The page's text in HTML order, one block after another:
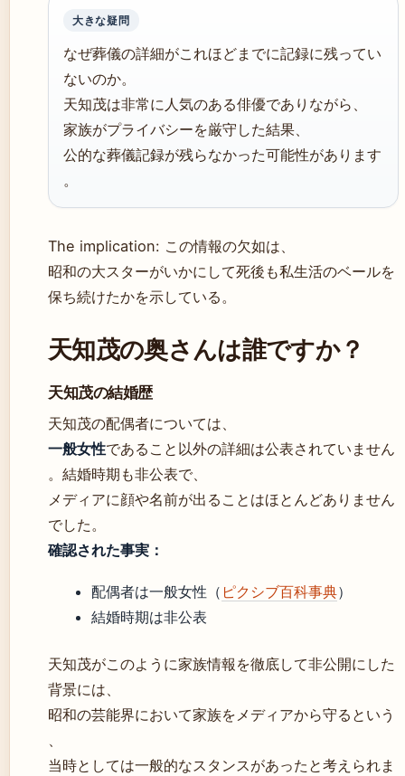
大きな疑問
なぜ葬儀の詳細がこれほどまでに記録に残ってい
ないのか。
天知茂は非常に人気のある俳優でありながら、
家族がプライバシーを厳守した結果、
公的な葬儀記録が残らなかった可能性があります
。
The implication: この情報の欠如は、
昭和の大スターがいかにして死後も私生活のベールを
保ち続けたかを示している。
天知茂の奥さんは誰ですか？
天知茂の結婚歴
天知茂の配偶者については、
一般女性であること以外の詳細は公表されていません
。結婚時期も非公表で、
メディアに顔や名前が出ることはほとんどありません
でした。
確認された事実：
配偶者は一般女性（ ピクシブ百科事典）
結婚時期は非公表
天知茂がこのように家族情報を徹底して非公開にした
背景には、
昭和の芸能界において家族をメディアから守るという
、
当時としては一般的なスタンスがあったと考えられま